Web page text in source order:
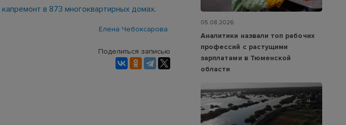
капремонт в 873 многоквартирных домах.
Елена Чебоксарова
Поделиться записью
05.08.2026
Аналитики назвали топ рабочих
профессий с растущими
зарплатами в Тюменской
области